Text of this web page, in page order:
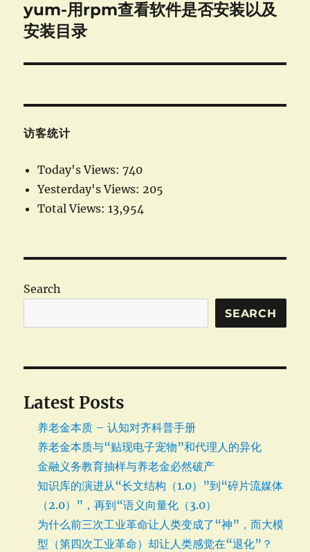
Next
post:
yum-用rpm查看软件是否安装以及
安装目录
访客统计
Today's Views:740
Yesterday's Views:205
Total Views:13,954
Search
SEARCH
Latest Posts
养老金本质 – 认知对齐科普手册
养老金本质与“贴现电子宠物”和代理人的异化
金融义务教育抽样与养老金必然破产
知识库的演进从“长文结构（1.0）”到“碎片流媒体
（2.0）”，再到“语义向量化（3.0）
为什么前三次工业革命让人类变成了“神”，而大模
型（第四次工业革命）却让人类感觉在“退化”？